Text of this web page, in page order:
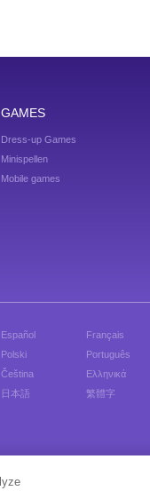
GAMES
Dress-up Games
Minispellen
Mobile games
Español Français
Polski Português
Čeština Ελληνικά
日本語 繁體字
celebs en speel gratis